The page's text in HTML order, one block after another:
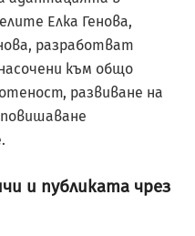
Елка Генова,
разработват
към общо
развиване на
и публиката чрез